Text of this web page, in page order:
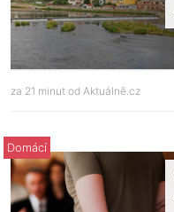
za 21 minut od Aktuálně.cz
Domácí